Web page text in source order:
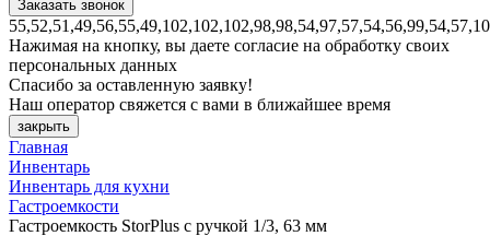
Нажимая на кнопку, вы даете согласие на обработку своих
персональных данных
Спасибо за оставленную заявку!
Наш оператор свяжется с вами в ближайшее время
закрыть
Главная
Инвентарь
Инвентарь для кухни
Гастроемкости
Гастроемкость StorPlus с ручкой 1/3, 63 мм